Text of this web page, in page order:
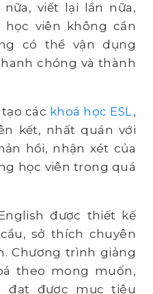
viết lại lần nữa,
viên không cần
có thể vận dụng
chóng và thành
các khoá học ESL,
kết, nhất quán với
hồi, nhận xét của
học viên trong quá
được thiết kế
sở thích chuyên
Chương trình giảng
theo mong muốn,
đạt được mục tiêu